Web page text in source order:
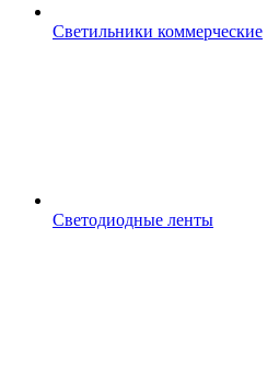
Светильники коммерческие
Светодиодные ленты